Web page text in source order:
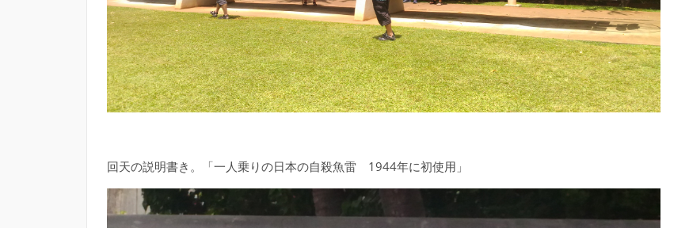
回天の説明書き。「一人乗りの日本の自殺魚雷 1944年に初使用」